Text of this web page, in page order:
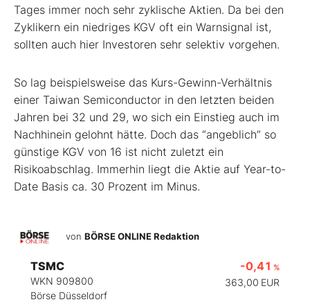
Tages immer noch sehr zyklische Aktien. Da bei den
Zyklikern ein niedriges KGV oft ein Warnsignal ist,
sollten auch hier Investoren sehr selektiv vorgehen.
So lag beispielsweise das Kurs-Gewinn-Verhältnis
einer Taiwan Semiconductor in den letzten beiden
Jahren bei 32 und 29, wo sich ein Einstieg auch im
Nachhinein gelohnt hätte. Doch das “angeblich” so
günstige KGV von 16 ist nicht zuletzt ein
Risikoabschlag. Immerhin liegt die Aktie auf Year-to-
Date Basis ca. 30 Prozent im Minus.
von BÖRSE ONLINE Redaktion
TSMC
WKN 909800
Börse Düsseldorf
-0,41 %
363,00 EUR